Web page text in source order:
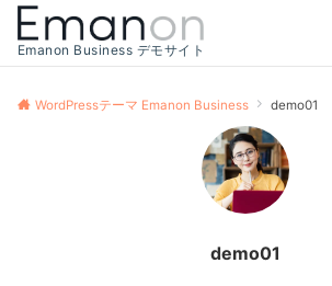
Emanon Business デモサイト
WordPressテーマ Emanon Business demo01
demo01